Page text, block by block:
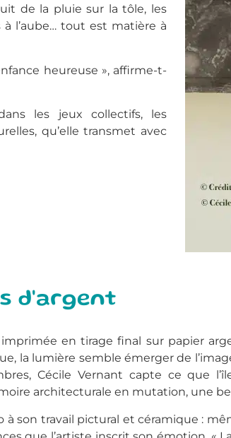
de la pluie sur la tôle, les
l’aube… tout est matière à
heureuse », affirme-t-
les jeux collectifs, les
qu’elle transmet avec
d'argent
en tirage final sur papier
la lumière semble émerger de
Cécile Vernant capte ce que
architecturale en mutation, une
à son travail pictural et céramique :